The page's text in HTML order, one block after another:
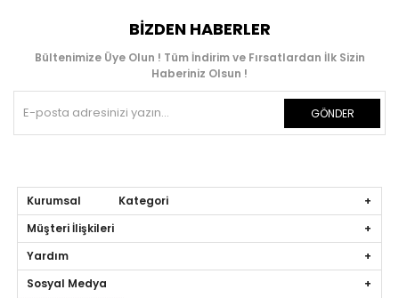
BIZDEN HABERLER
Bültenimize Üye Olun ! Tüm İndirim ve Fırsatlardan İlk Sizin
Haberiniz Olsun !
GÖNDER
Kurumsal Kategori
Müşteri İlişkileri
Yardım
Sosyal Medya